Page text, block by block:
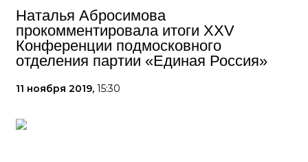
Наталья Абросимова
прокомментировала итоги XXV
Конференции подмосковного
отделения партии «Единая Россия»
11 ноября 2019, 15:30